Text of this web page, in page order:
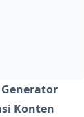
Generator
Konten